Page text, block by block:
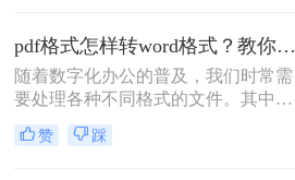
意修改的特点，但在需要频繁编辑或
调整文档内容时，Word文档则显得更
为灵活和方便。那么怎样将pdf转word
文档格式呢？以下将介绍四种将PDF
转换为Word文档格式的方法，帮助您
轻松应对各种需求。
pdf格式怎样转word格式？教你4种简单快速的方法！
随着数字化办公的普及，我们时常需
要处理各种不同格式的文件。其中，
PDF（便携式文档格式）因其能在任
何设备上保持一致的版面而广受欢
赞 踩